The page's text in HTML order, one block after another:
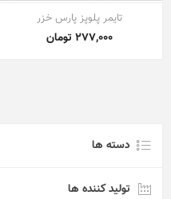
تایمر پلوپز پارس خزر
277,000 تومان
دسته ها
تولید کننده ها